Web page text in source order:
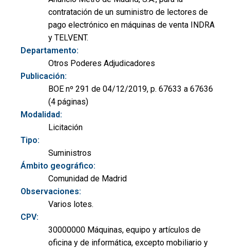
contratación de un suministro de lectores de
pago electrónico en máquinas de venta INDRA
y TELVENT.
Departamento:
Otros Poderes Adjudicadores
Publicación:
BOE nº 291 de 04/12/2019, p. 67633 a 67636
(4 páginas)
Modalidad:
Licitación
Tipo:
Suministros
Ámbito geográfico:
Comunidad de Madrid
Observaciones:
Varios lotes.
CPV:
30000000 Máquinas, equipo y artículos de
oficina y de informática, excepto mobiliario y